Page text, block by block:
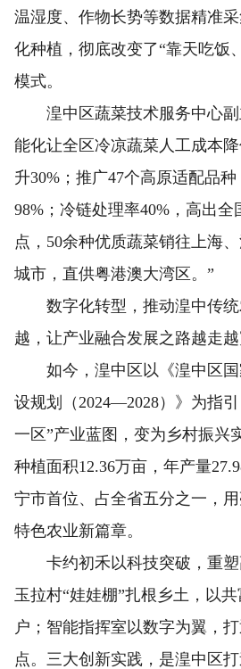
温湿度、作物长势等数据精准
化种植，彻底改变了“靠天吃饭
模式。
湟中区蔬菜技术服务中心副
能化让全区冷凉蔬菜人工成本
升30%；推广47个高原适配品
98%；冷链处理率40%，高出全
点，50余种优质蔬菜销往上海
城市，直供粤港澳大湾区。”
数字化转型，推动湟中传统
越，让产业融合发展之路越走越
如今，湟中区以《湟中区国
设规划（2024—2028）》为指
一区”产业蓝图，变为乡村振兴
种植面积12.36万亩，年产量
宁市首位、占全省五分之一，
特色农业新篇章。
卡约初禾以科技突破，重塑
玉拉村“娃娃棚”扎根乡土，以
户；智能指挥室以数字为翼，
点。三大创新实践，是湟中区